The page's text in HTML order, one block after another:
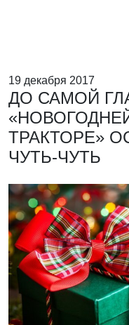
19 декабря 2017
ДО САМОЙ
ТРАКТОРЕ»
ЧУТЬ-ЧУТЬ